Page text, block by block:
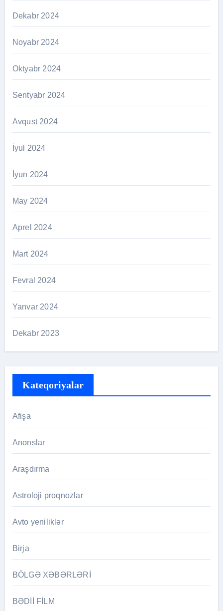
Dekabr 2024
Noyabr 2024
Oktyabr 2024
Sentyabr 2024
Avqust 2024
İyul 2024
İyun 2024
May 2024
Aprel 2024
Mart 2024
Fevral 2024
Yanvar 2024
Dekabr 2023
Kateqoriyalar
Afişa
Anonslar
Araşdırma
Astroloji proqnozlar
Avto yeniliklər
Birja
BÖLGƏ XƏBƏRLƏRİ
BƏDİİ FİLM